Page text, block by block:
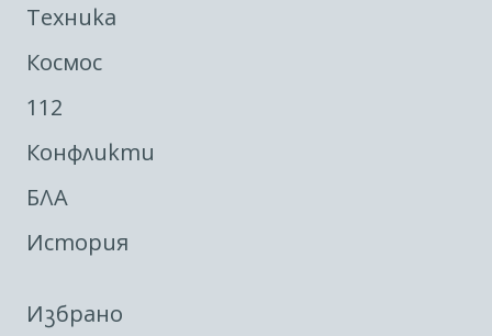
Техника
Космос
112
Конфликти
БЛА
История
Избрано